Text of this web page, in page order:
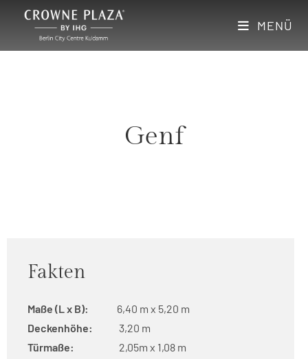
MENÜ
Genf
Fakten
Maße (L x B):
6,40 m x 5,20 m
Deckenhöhe:
3,20 m
Türmaße:
2,05m x 1,08 m